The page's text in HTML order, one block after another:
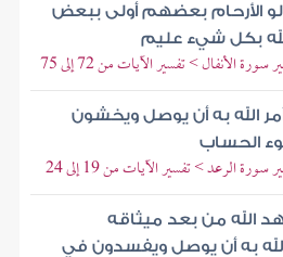
الأرحام بعضهم أولى ببعض
بكل شيء عليم
الأنفال > تفسير الآيات من 72 إلى 75
الله به أن يوصل ويخشون
الحساب
الرعد > تفسير الآيات من 19 إلى 24
الله من بعد ميثاقه
به أن يوصل ويفسدون في